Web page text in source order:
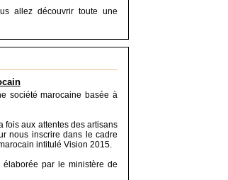
allez découvrir toute une
société marocaine basée à
fois aux attentes des artisans
nous inscrire dans le cadre
intitulé Vision 2015.
par le ministère de